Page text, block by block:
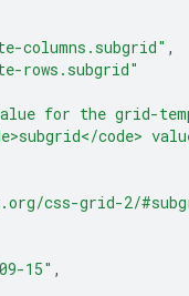
columns.subgrid" ,
rows.subgrid"
for the grid-
code>
css-grid-2/
15" ,